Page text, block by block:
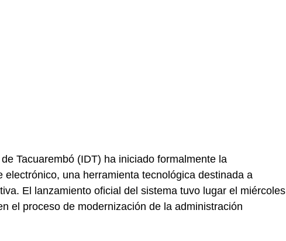
Tacuarembó (IDT) ha iniciado formalmente la
electrónico, una herramienta tecnológica destinada a
El lanzamiento oficial del sistema tuvo lugar el miércoles
el proceso de modernización de la administración